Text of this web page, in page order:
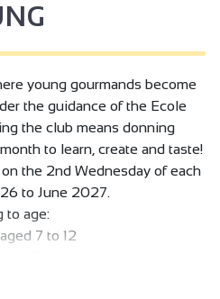
young gourmands become
the guidance of the Ecole
the club means donning
to learn, create and taste!
the 2nd Wednesday of each
to June 2027.
to age:
7 to 12
June 15 at 10 a.m. on